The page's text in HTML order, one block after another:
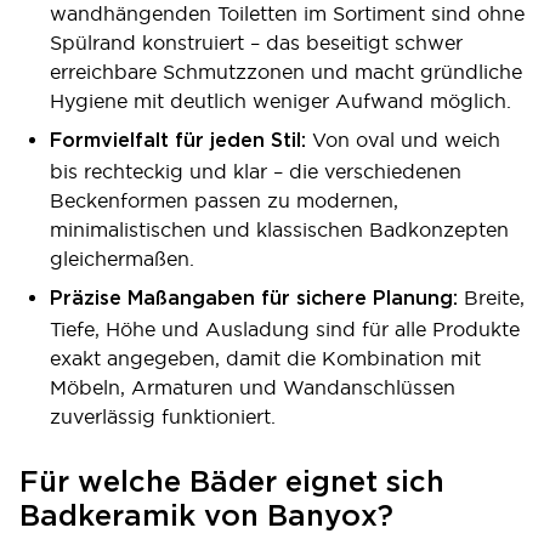
wandhängenden Toiletten im Sortiment sind ohne
Spülrand konstruiert – das beseitigt schwer
erreichbare Schmutzzonen und macht gründliche
Hygiene mit deutlich weniger Aufwand möglich.
Formvielfalt für jeden Stil: Von oval und weich
bis rechteckig und klar – die verschiedenen
Beckenformen passen zu modernen,
minimalistischen und klassischen Badkonzepten
gleichermaßen.
Präzise Maßangaben für sichere Planung: Breite,
Tiefe, Höhe und Ausladung sind für alle Produkte
exakt angegeben, damit die Kombination mit
Möbeln, Armaturen und Wandanschlüssen
zuverlässig funktioniert.
Für welche Bäder eignet sich
Badkeramik von Banyox?